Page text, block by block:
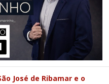
José de Ribamar e o